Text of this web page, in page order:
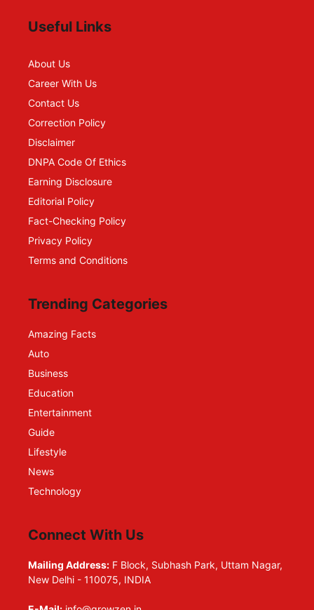
Useful Links
About Us
Career With Us
Contact Us
Correction Policy
Disclaimer
DNPA Code Of Ethics
Earning Disclosure
Editorial Policy
Fact-Checking Policy
Privacy Policy
Terms and Conditions
Trending Categories
Amazing Facts
Auto
Business
Education
Entertainment
Guide
Lifestyle
News
Technology
Connect With Us
Mailing Address: F Block, Subhash Park, Uttam Nagar,
New Delhi - 110075, INDIA